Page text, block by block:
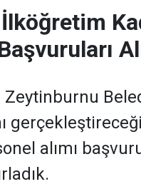
İlköğretim
alımı